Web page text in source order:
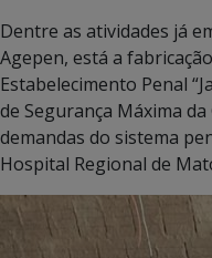
Dentre as atividades já
Agepen, está a
Estabelecimento Penal
de Segurança Máxima
demandas do sistema
Hospital Regional de